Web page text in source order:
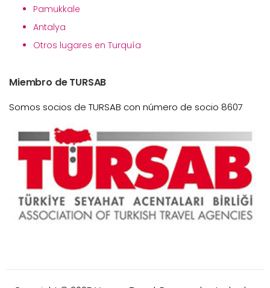
Pamukkale
Antalya
Otros lugares en Turquía
Miembro de TURSAB
Somos socios de TURSAB con número de socio 8607